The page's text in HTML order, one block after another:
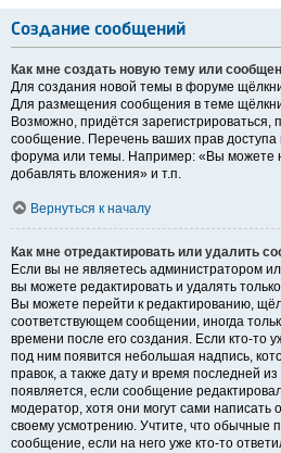
Создание сообщений
Как мне создать новую тему или
Для создания новой темы в форуме
Для размещения сообщения в теме
Возможно, придётся зарегистрироваться,
сообщение. Перечень ваших прав доступа
форума или темы. Например: «Вы можете
добавлять вложения» и т.п.
Вернуться к началу
Как мне отредактировать или удалить
Если вы не являетесь администратором
вы можете редактировать и удалять
Вы можете перейти к редактированию,
соответствующем сообщении, иногда
времени после его создания. Если кто-то
под ним появится небольшая надпись,
правок, а также дату и время последней
появляется, если сообщение
модератор, хотя они могут сами написать
своему усмотрению. Учтите, что обычные
сообщение, если на него уже кто-то